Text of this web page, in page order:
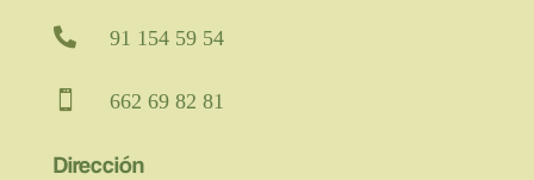
 91 154 59 54
 662 69 82 81
Dirección